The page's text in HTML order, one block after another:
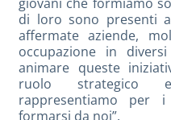
di loro sono presenti
affermate aziende,
occupazione in
animare queste
ruolo strategico
rappresentiamo per
formarsi da noi”.